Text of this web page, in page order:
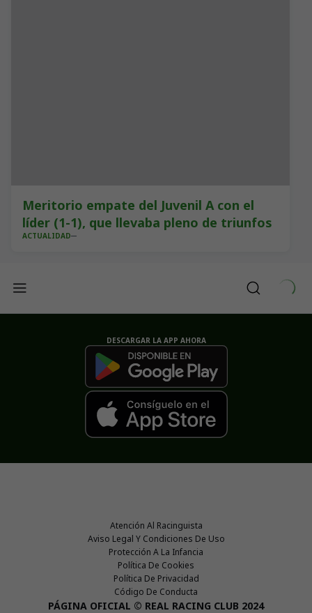
Meritorio empate del Juvenil A con el
líder (1-1), que llevaba pleno de triunfos
ACTUALIDAD
DESCARGAR LA APP AHORA
Atención Al Racinguista
Aviso Legal Y Condiciones De Uso
Protección A La Infancia
Política De Cookies
Política De Privacidad
Código De Conducta
PÁGINA OFICIAL © REAL RACING CLUB 2024